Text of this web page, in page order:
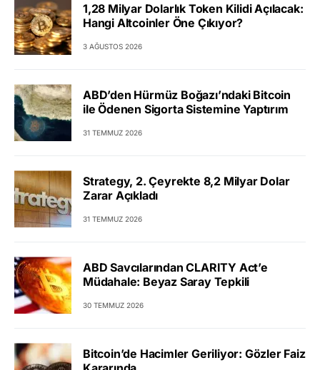
1,28 Milyar Dolarlık Token Kilidi Açılacak:
Hangi Altcoinler Öne Çıkıyor?
3 AĞUSTOS 2026
ABD’den Hürmüz Boğazı’ndaki Bitcoin
ile Ödenen Sigorta Sistemine Yaptırım
31 TEMMUZ 2026
Strategy, 2. Çeyrekte 8,2 Milyar Dolar
Zarar Açıkladı
31 TEMMUZ 2026
ABD Savcılarından CLARITY Act’e
Müdahale: Beyaz Saray Tepkili
30 TEMMUZ 2026
Bitcoin’de Hacimler Geriliyor: Gözler Faiz